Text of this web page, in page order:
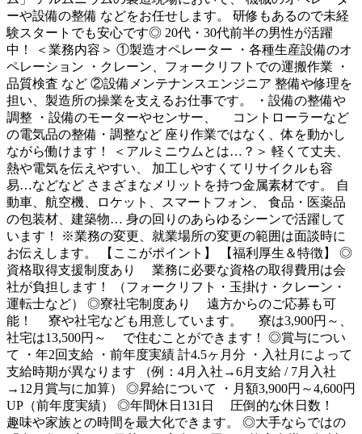
ーや設備の整備 などをお任せします。 研修もあるので未経
験スタートでも安心です◎ 20代・30代前半の男性が活躍
中！ ＜業務内容＞ ①製造オペレーター ・各種生産設備のオ
ペレーション ・クレーン、フォークリフトでの運搬作業 ・
品質検査 など ②設備メンテナンスエンジニア 整備や修理を
担い、製造所の操業を支えるお仕事です。 ・設備の整備や
調整 ・設備のモーターやセンサー、 コントローラーなど
の電気品の整備・調整など 座り作業ではなく、体を動かし
ながら働けます！ ＜アルミニウムとは…？＞ 軽くて丈夫、
熱や電気を伝えやすい、 加工しやすくてリサイクルも容
易…などなど さまざまなメリットを持つ金属素材です。 自
動車、航空機、ロケット、スマートフォン、 食品・医薬品
の包装材、建築物… 身の回りのあらゆるシーンで活躍して
います！ ※業務の変更、就業場所の変更の範囲は面談時に
お伝えします。 【ここがポイント】 【福利厚生＆特徴】 ◎
資格取得支援制度あり 業務に必要な資格の取得費用は会
社が負担します！ （フォークリフト・玉掛け・クレーン・
運転士など） ◎寮社宅制度あり 遠方からのご応募も可
能！ 寮や社宅なども用意しています。 寮は3,900円～、
社宅は13,500円～ で住むことができます！ ◎賞与につい
て ・年2回支給 ・前年度実績 計4.5ヶ月分 ・入社月によって
支給時期が異なります （例：4月入社→6月支給 / 7月入社
→12月賞与に加算） ◎昇給について ・月額3,900円～4,600円
UP（前年度実績） ◎年間休日131日 圧倒的な休日数！
趣味や家族との時間を最大化できます。 ◎大手ならではの